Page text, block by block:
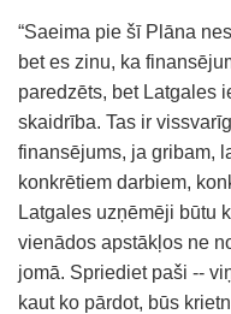
“Saeima pie šī Plāna
bet es zinu, ka
paredzēts, bet Latgales
skaidrība. Tas ir
finansējums, ja gribam,
konkrētiem darbiem,
Latgales uzņēmēji būtu
vienādos apstākļos ne
jomā. Spriediet paši --
kaut ko pārdot, būs